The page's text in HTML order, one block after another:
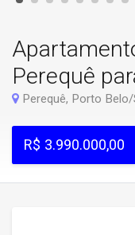
Perequê
Perequê, Porto Belo/
R$ 3.990.000,00